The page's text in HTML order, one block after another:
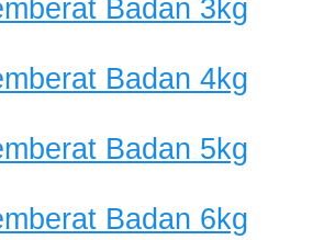
Badan 3kg
Badan 4kg
Badan 5kg
Badan 6kg